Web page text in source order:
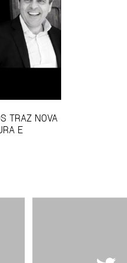
TRAZ NOVA
E